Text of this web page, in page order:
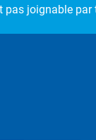
pas joignable